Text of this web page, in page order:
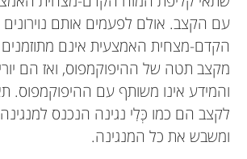
עם הקצב. אולם לפעמים אותם
הקדם-מצחית האמצעית אינם
מקצב תטה של ההיפוקמפוס, ואז הם
והמידע אינו משותף עם ההיפוקמפוס.
לקצב הם כמו כְּלִי נגינה הנכנס
ומשבש את כל המנגינה.